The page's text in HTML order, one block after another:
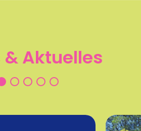
- Kindercamp
- 17:30 Uhr
&Aktuelles